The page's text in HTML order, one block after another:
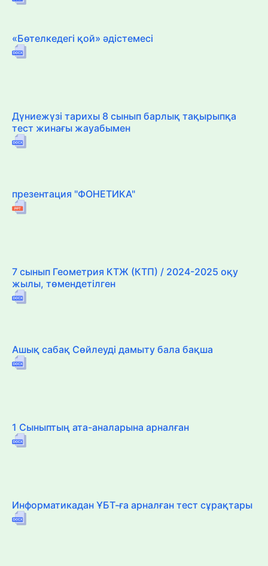
«Бөтелкедегі қой» әдістемесі
Дүниежүзі тарихы 8 сынып барлық тақырыпқа
тест жинағы жауабымен
презентация "ФОНЕТИКА"
7 сынып Геометрия КТЖ (КТП) / 2024-2025 оқу
жылы, төмендетілген
Ашық сабақ Сөйлеуді дамыту бала бақша
1 Сыныптың ата-аналарына арналған
Информатикадан ҰБТ-ға арналған тест сұрақтары